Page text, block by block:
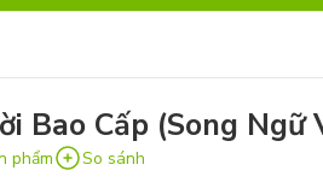
Bao Cấp (Song
phẩm So sánh